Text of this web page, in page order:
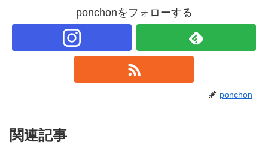
ponchonをフォローする
ponchon
関連記事